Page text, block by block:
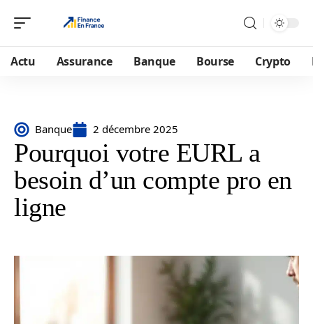
Actu Assurance Banque Bourse Crypto
Banque 2 décembre 2025
Pourquoi votre EURL a
besoin d’un compte pro en
ligne